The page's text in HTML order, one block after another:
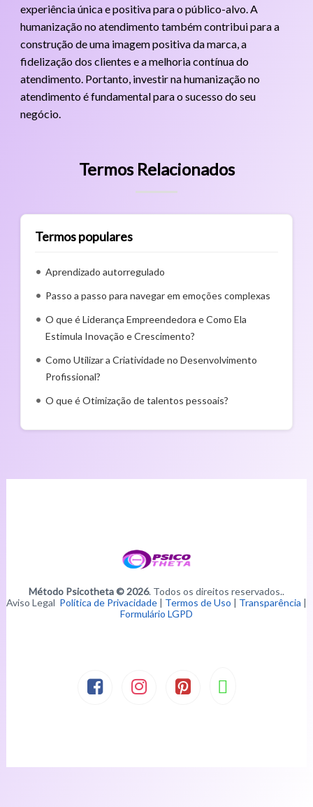
experiência única e positiva para o público-alvo. A
humanização no atendimento também contribui para a
construção de uma imagem positiva da marca, a
fidelização dos clientes e a melhoria contínua do
atendimento. Portanto, investir na humanização no
atendimento é fundamental para o sucesso do seu
negócio.
Termos Relacionados
Termos populares
Aprendizado autorregulado
Passo a passo para navegar em emoções complexas
O que é Liderança Empreendedora e Como Ela
Estimula Inovação e Crescimento?
Como Utilizar a Criatividade no Desenvolvimento
Profissional?
O que é Otimização de talentos pessoais?
Método Psicotheta © 2026. Todos os direitos reservados..
Aviso Legal Política de Privacidade | Termos de Uso | Transparência |
Formulário LGPD